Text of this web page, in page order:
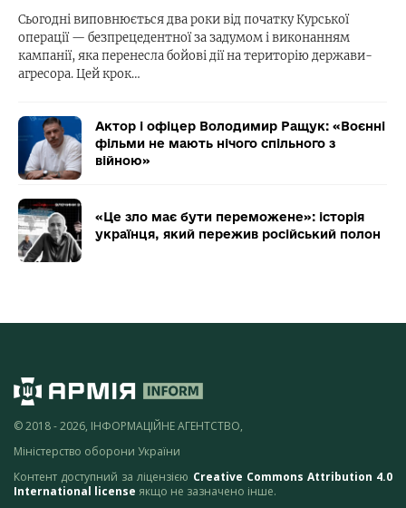
Сьогодні виповнюється два роки від початку Курської
операції — безпрецедентної за задумом і виконанням
кампанії, яка перенесла бойові дії на територію держави-
агресора. Цей крок…
Актор і офіцер Володимир Ращук: «Воєнні
фільми не мають нічого спільного з
війною»
«Це зло має бути переможене»: історія
українця, який пережив російський полон
© 2018 - 2026, ІНФОРМАЦІЙНЕ АГЕНТСТВО,
Міністерство оборони України
Контент доступний за ліцензією Creative Commons Attribution 4.0
International license якщо не зазначено інше.